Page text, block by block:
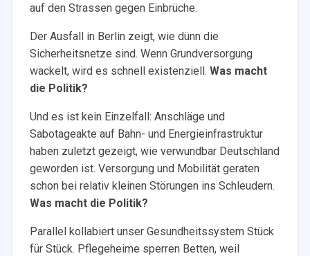
auf den Strassen gegen Einbrüche.
Der Ausfall in Berlin zeigt, wie dünn die
Sicherheitsnetze sind. Wenn Grundversorgung
wackelt, wird es schnell existenziell. Was macht
die Politik?
Und es ist kein Einzelfall: Anschläge und
Sabotageakte auf Bahn- und Energieinfrastruktur
haben zuletzt gezeigt, wie verwundbar Deutschland
geworden ist. Versorgung und Mobilität geraten
schon bei relativ kleinen Störungen ins Schleudern.
Was macht die Politik?
Parallel kollabiert unser Gesundheitssystem Stück
für Stück. Pflegeheime sperren Betten, weil